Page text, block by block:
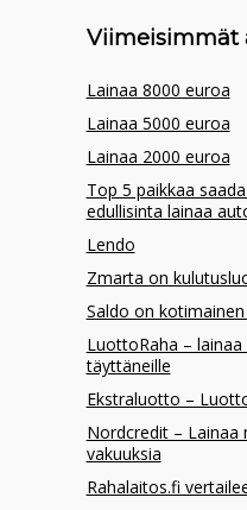
Viimeisimmät
Lainaa 8000 euroa
Lainaa 5000 euroa
Lainaa 2000 euroa
Top 5 paikkaa
edullisinta lainaa
Lendo
Zmarta on
Saldo on
LuottoRaha –
täyttäneille
Ekstraluotto –
Nordcredit – Lainaa
vakuuksia
Rahalaitos.fi